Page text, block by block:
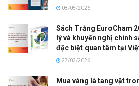
08/05/2026
Sách Trắng EuroCham
lý và khuyến nghị chính
đặc biệt quan tâm tại
27/03/2026
Mua vàng là tang vật